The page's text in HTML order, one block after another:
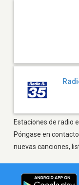
Estaciones de radio
Póngase en
nuevas canciones,